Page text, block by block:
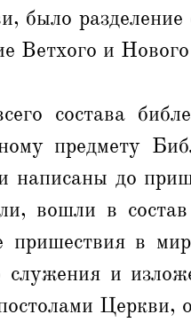
было
Ветхого и
состава
предмету
написаны до
вошли в
пришествия в
служения и
Церкви,